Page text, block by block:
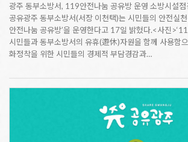
광주 동부소방서, 119안전나눔 공유방 운영 소방시설점
공유광주 동부소방서(서장 이천택)는 시민들의 안전실
안전나눔 공유방’을 운영한다고 17일 밝혔다.<사진
시민들과 동부소방서의 유휴(遊休)자원을 함께 사용함
화정착을 위한 시민들의 경제적 부담경감과…